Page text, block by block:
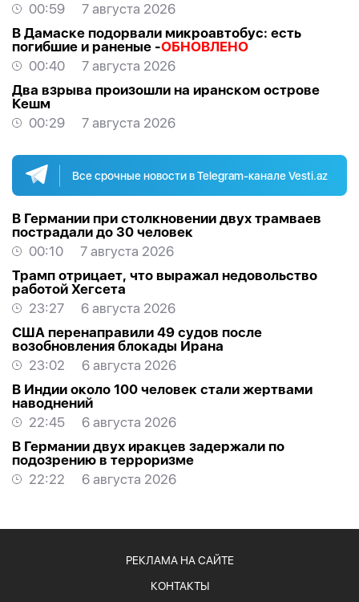
00:59
7 августа 2026
В Дамаске подорвали микроавтобус: есть
погибшие и раненые -ОБНОВЛЕНО
00:40
7 августа 2026
Два взрыва произошли на иранском острове
Кешм
00:29
7 августа 2026
Все срочные новости в Telegram-канале Vesti.az
В Германии при столкновении двух трамваев
пострадали до 30 человек
00:10
7 августа 2026
Трамп отрицает, что выражал недовольство
работой Хегсета
23:27
6 августа 2026
США перенаправили 49 судов после
возобновления блокады Ирана
23:02
6 августа 2026
В Индии около 100 человек стали жертвами
наводнений
22:45
6 августа 2026
В Германии двух иракцев задержали по
подозрению в терроризме
22:22
6 августа 2026
РЕКЛАМА НА САЙТЕ
КОНТАКТЫ